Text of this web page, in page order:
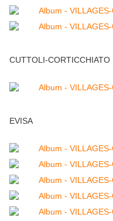
CUTTOLI-CORTICCHIATO
EVISA